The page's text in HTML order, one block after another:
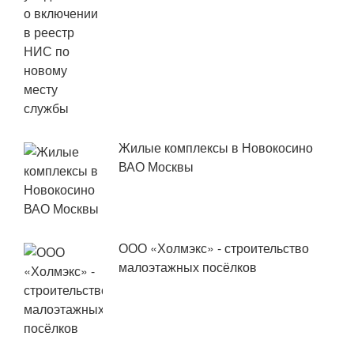
Жилые комплексы в Новокосино
ВАО Москвы
ООО «Холмэкс» - строительство
малоэтажных посёлков